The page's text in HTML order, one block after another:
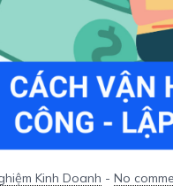
Kinh Doanh - No